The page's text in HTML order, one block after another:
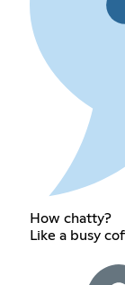
How chatty?
Like a busy